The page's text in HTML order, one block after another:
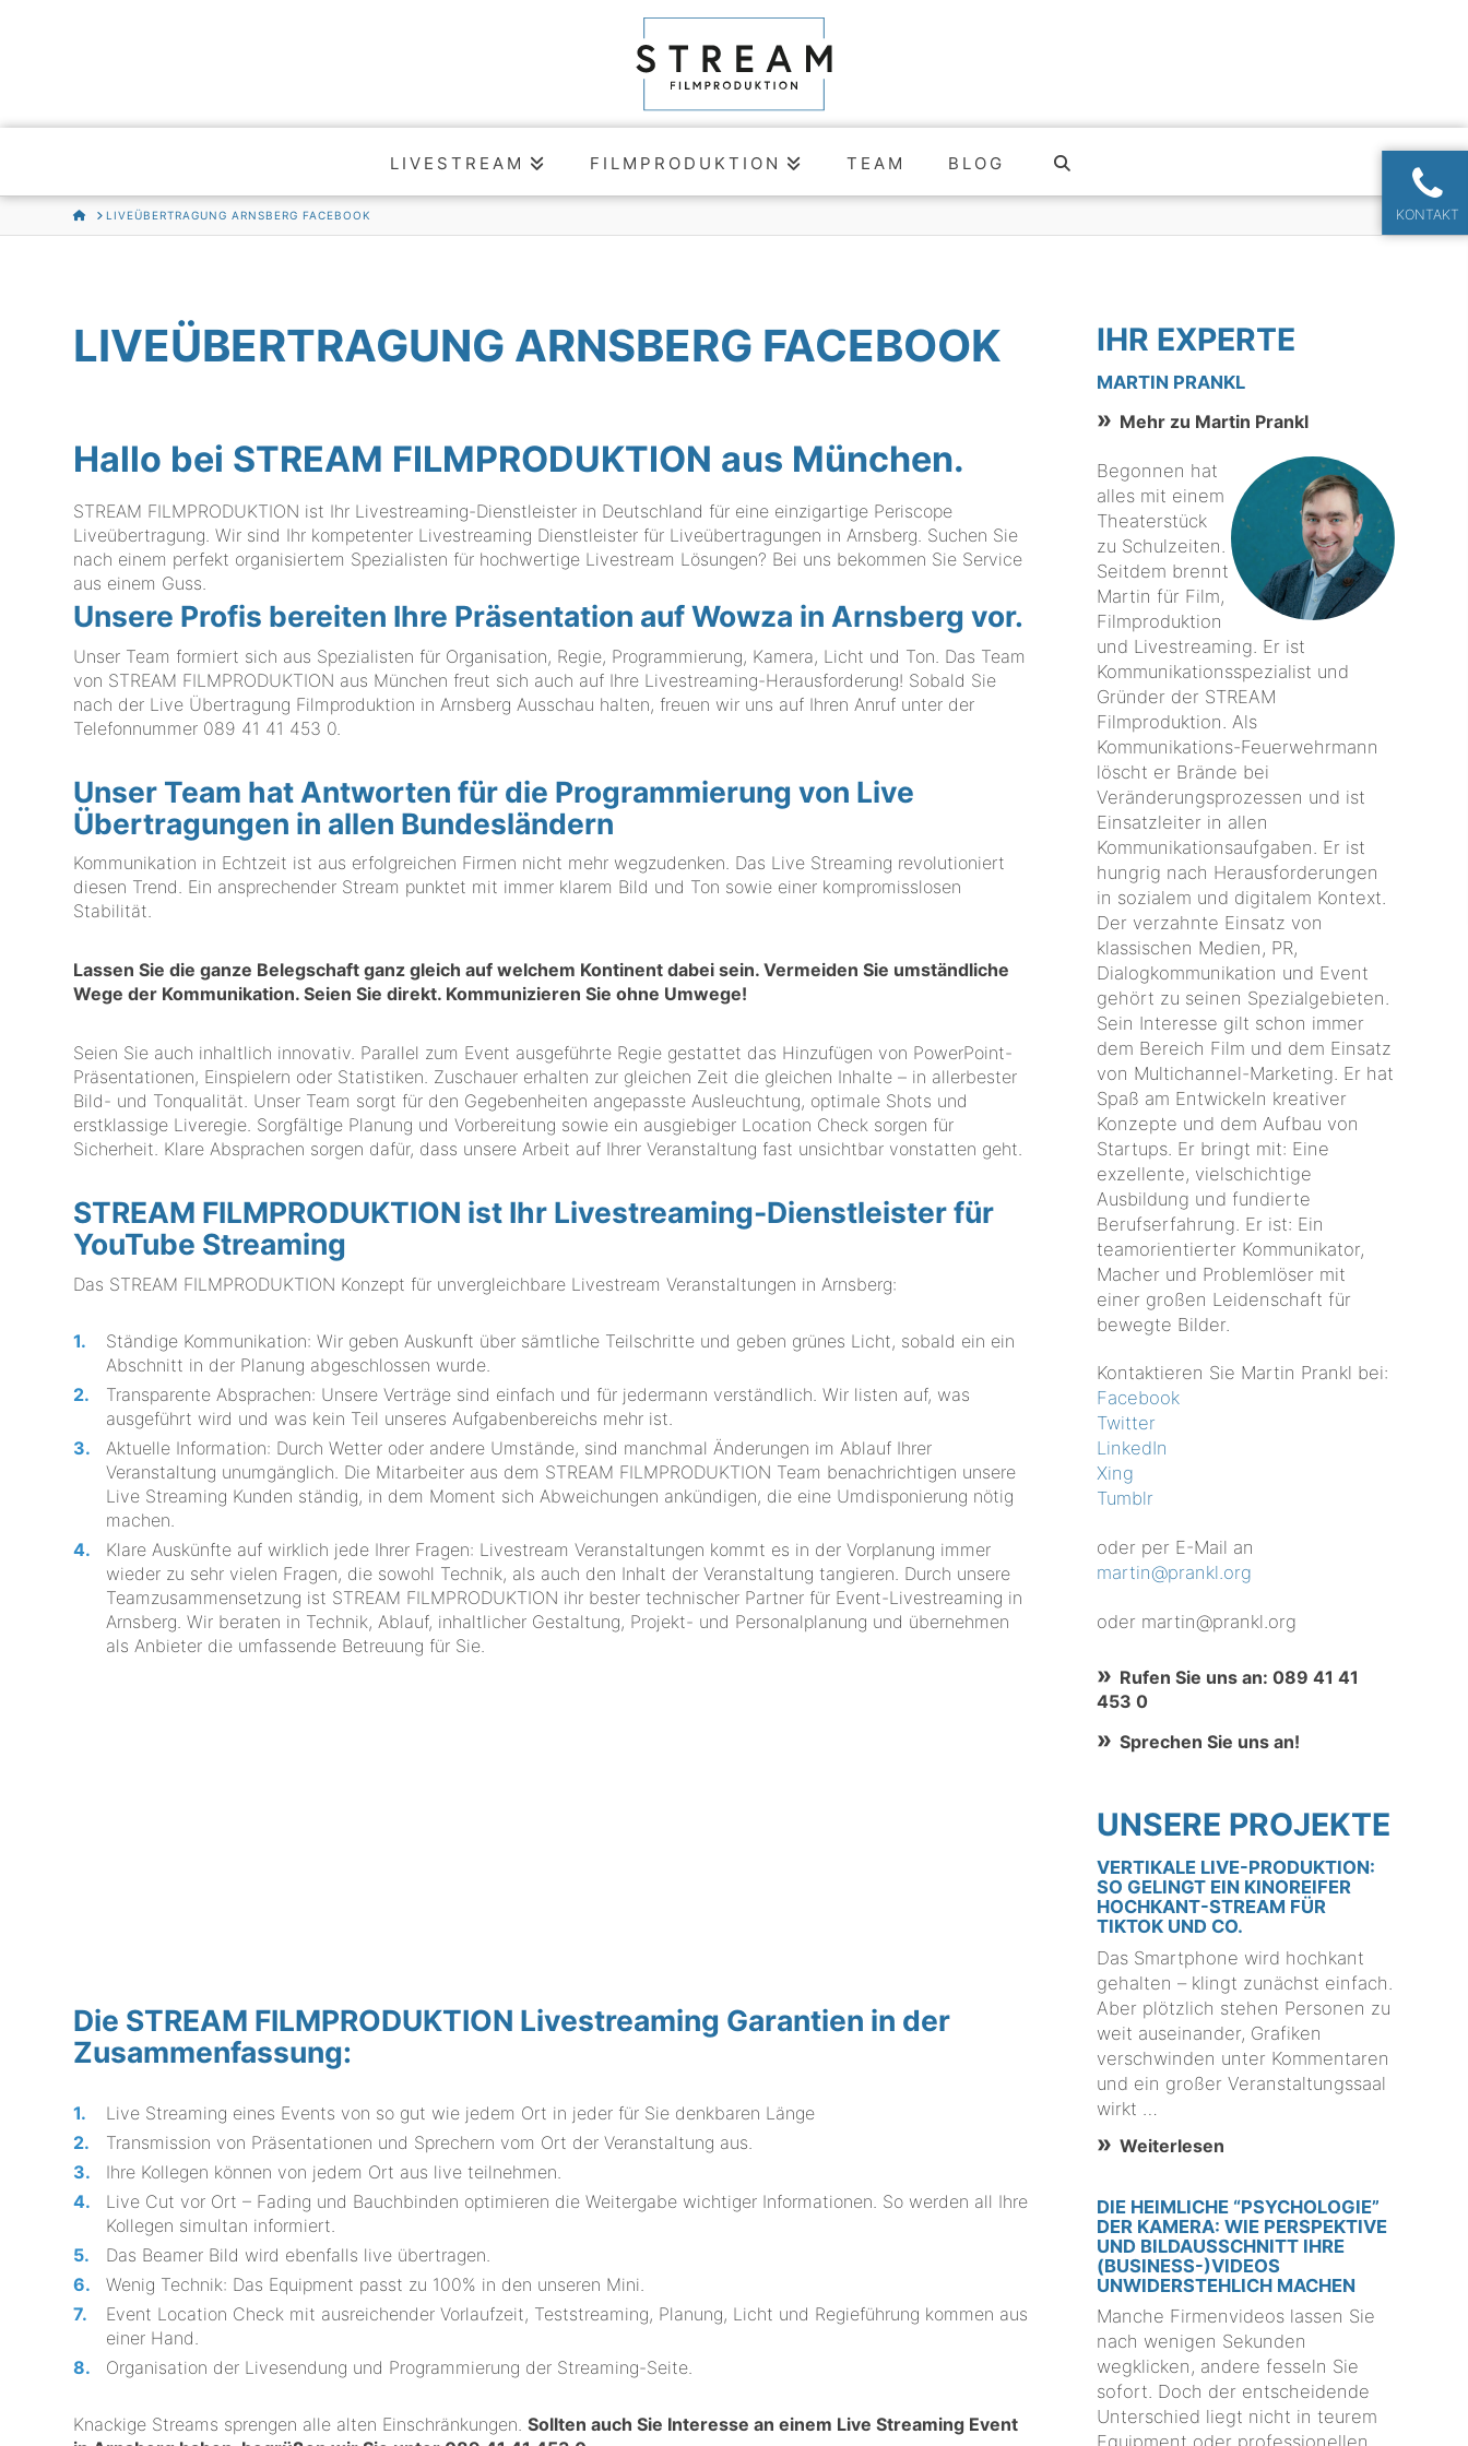
LIVESTREAM FILMPRODUKTION TEAM BLOG
HOMELIVEÜBERTRAGUNG ARNSBERG FACEBOOK KONTAKT
LIVEÜBERTRAGUNG ARNSBERG FACEBOOK
Hallo bei STREAM FILMPRODUKTION aus München.
STREAM FILMPRODUKTION ist Ihr Livestreaming-Dienstleister in Deutschland für eine einzigartige Periscope
Liveübertragung. Wir sind Ihr kompetenter Livestreaming Dienstleister für Liveübertragungen in Arnsberg. Suchen Sie
nach einem perfekt organisiertem Spezialisten für hochwertige Livestream Lösungen? Bei uns bekommen Sie Service
aus einem Guss.
Unsere Profis bereiten Ihre Präsentation auf Wowza in Arnsberg vor.
Unser Team formiert sich aus Spezialisten für Organisation, Regie, Programmierung, Kamera, Licht und Ton. Das Team
von STREAM FILMPRODUKTION aus München freut sich auch auf Ihre Livestreaming-Herausforderung! Sobald Sie
nach der Live Übertragung Filmproduktion in Arnsberg Ausschau halten, freuen wir uns auf Ihren Anruf unter der
Telefonnummer 089 41 41 453 0
Unser Team hat Antworten für die Programmierung von Live
Übertragungen in allen Bundesländern
Kommunikation in Echtzeit ist aus erfolgreichen Firmen nicht mehr wegzudenken. Das Live Streaming revolutioniert
diesen Trend. Ein ansprechender Stream punktet mit immer klarem Bild und Ton sowie einer kompromisslosen
Stabilität.
Lassen Sie die ganze Belegschaft ganz gleich auf welchem Kontinent dabei sein. Vermeiden Sie umständliche
Wege der Kommunikation. Seien Sie direkt. Kommunizieren Sie ohne Umwege!
Seien Sie auch inhaltlich innovativ. Parallel zum Event ausgeführte Regie gestattet das Hinzufügen von PowerPoint-
Präsentationen, Einspielern oder Statistiken. Zuschauer erhalten zur gleichen Zeit die gleichen Inhalte – in allerbester
Bild- und Tonqualität. Unser Team sorgt für den Gegebenheiten angepasste Ausleuchtung, optimale Shots und
erstklassige Liveregie. Sorgfältige Planung und Vorbereitung sowie ein ausgiebiger Location Check sorgen für
Sicherheit. Klare Absprachen sorgen dafür, dass unsere Arbeit auf Ihrer Veranstaltung fast unsichtbar vonstatten geht.
STREAM FILMPRODUKTION ist Ihr Livestreaming-Dienstleister für
YouTube Streaming
Das STREAM FILMPRODUKTION Konzept für unvergleichbare Livestream Veranstaltungen in Arnsberg:
Ständige Kommunikation: Wir geben Auskunft über sämtliche Teilschritte und geben grünes Licht, sobald ein ein
Abschnitt in der Planung abgeschlossen wurde.
Transparente Absprachen: Unsere Verträge sind einfach und für jedermann verständlich. Wir listen auf, was
ausgeführt wird und was kein Teil unseres Aufgabenbereichs mehr ist.
Aktuelle Information: Durch Wetter oder andere Umstände, sind manchmal Änderungen im Ablauf Ihrer
Veranstaltung unumgänglich. Die Mitarbeiter aus dem STREAM FILMPRODUKTION Team benachrichtigen unsere
Live Streaming Kunden ständig, in dem Moment sich Abweichungen ankündigen, die eine Umdisponierung nötig
machen.
Klare Auskünfte auf wirklich jede Ihrer Fragen: Livestream Veranstaltungen kommt es in der Vorplanung immer
wieder zu sehr vielen Fragen, die sowohl Technik, als auch den Inhalt der Veranstaltung tangieren. Durch unsere
Teamzusammensetzung ist STREAM FILMPRODUKTION ihr bester technischer Partner für Event-Livestreaming in
Arnsberg. Wir beraten in Technik, Ablauf, inhaltlicher Gestaltung, Projekt- und Personalplanung und übernehmen
als Anbieter die umfassende Betreuung für Sie.
Die STREAM FILMPRODUKTION Livestreaming Garantien in der
Zusammenfassung:
Live Streaming eines Events von so gut wie jedem Ort in jeder für Sie denkbaren Länge
Transmission von Präsentationen und Sprechern vom Ort der Veranstaltung aus.
Ihre Kollegen können von jedem Ort aus live teilnehmen.
Live Cut vor Ort – Fading und Bauchbinden optimieren die Weitergabe wichtiger Informationen. So werden all Ihre
Kollegen simultan informiert.
Das Beamer Bild wird ebenfalls live übertragen.
Wenig Technik: Das Equipment passt zu 100% in den unseren Mini.
Event Location Check mit ausreichender Vorlaufzeit, Teststreaming, Planung, Licht und Regieführung kommen aus
einer Hand.
Organisation der Livesendung und Programmierung der Streaming-Seite.
Knackige Streams sprengen alle alten Einschränkungen.Sollten auch Sie Interesse an einem Live Streaming Event
IHR EXPERTE
MARTIN PRANKL
Mehr zu Martin Prankl
Begonnen hat
alles mit einem
Theaterstück
zu Schulzeiten.
Seitdem brennt
Martin für Film,
Filmproduktion
und Livestreaming. Er ist
Kommunikationsspezialist und
Gründer der STREAM
Filmproduktion. Als
Kommunikations-Feuerwehrmann
löscht er Brände bei
Veränderungsprozessen und ist
Einsatzleiter in allen
Kommunikationsaufgaben. Er ist
hungrig nach Herausforderungen
in sozialem und digitalem Kontext.
Der verzahnte Einsatz von
klassischen Medien, PR,
Dialogkommunikation und Event
gehört zu seinen Spezialgebieten.
Sein Interesse gilt schon immer
dem Bereich Film und dem Einsatz
von Multichannel-Marketing. Er hat
Spaß am Entwickeln kreativer
Konzepte und dem Aufbau von
Startups. Er bringt mit: Eine
exzellente, vielschichtige
Ausbildung und fundierte
Berufserfahrung. Er ist: Ein
teamorientierter Kommunikator,
Macher und Problemlöser mit
einer großen Leidenschaft für
bewegte Bilder.
Kontaktieren Sie Martin Prankl bei:
Facebook
Twitter
LinkedIn
Xing
Tumblr
oder per E-Mail an
martin@prankl.org
oder martin@prankl.org
Rufen Sie uns an: 089 41 41
453 0
Sprechen Sie uns an!
UNSERE PROJEKTE
VERTIKALE LIVE-PRODUKTION:
SO GELINGT EIN KINOREIFER
HOCHKANT-STREAM FÜR
TIKTOK UND CO.
Das Smartphone wird hochkant
gehalten – klingt zunächst einfach.
Aber plötzlich stehen Personen zu
weit auseinander, Grafiken
verschwinden unter Kommentaren
und ein großer Veranstaltungssaal
wirkt …
Weiterlesen
DIE HEIMLICHE “PSYCHOLOGIE”
DER KAMERA: WIE PERSPEKTIVE
UND BILDAUSSCHNITT IHRE
(BUSINESS-)VIDEOS
UNWIDERSTEHLICH MACHEN
Manche Firmenvideos lassen Sie
nach wenigen Sekunden
wegklicken, andere fesseln Sie
sofort. Doch der entscheidende
Unterschied liegt nicht in teurem